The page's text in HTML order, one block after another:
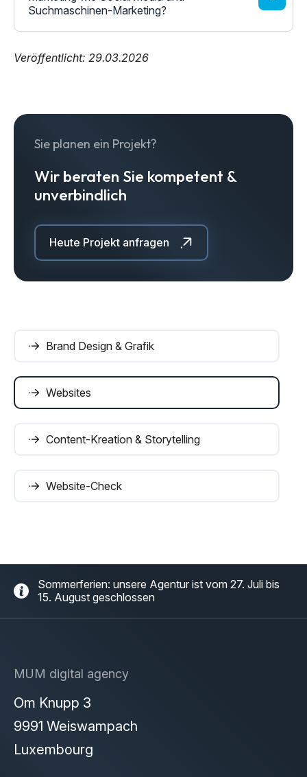
Suchmaschinen-Marketing?
Veröffentlicht: 29.03.2026
Sie planen ein Projekt?
Wir beraten Sie kompetent &
unverbindlich
Heute Projekt anfragen
Brand Design & Grafik
Websites
Content-Kreation & Storytelling
Website-Check
Sommerferien: unsere Agentur ist vom 27. Juli bis
15. August geschlossen
MUM digital agency
Om Knupp 3
9991 Weiswampach
Luxembourg